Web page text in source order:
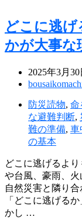
どこに逃
かが大事な
2025年3月30
防災読物, 命
な避難判断,
難の準備, 車
の基本
どこに逃げるよ
や台風、豪雨、
自然災害と隣り
「どこに逃げる
かし …